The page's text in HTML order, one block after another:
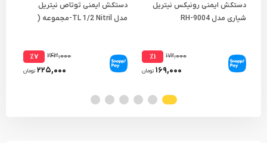
دستکش ایمنی رونیکس نیتریل
شیاری مدل RH-9004
۱۷۲,۰۰۰ ٪۱
۱۶۹,۰۰۰ تومان
دستکش ایمنی توتاص نیتریل
مدل TL 1/2 Nitril-مجموعه (
۲۴۳,۰۰۰ ٪۷
۲۲۵,۰۰۰ تومان